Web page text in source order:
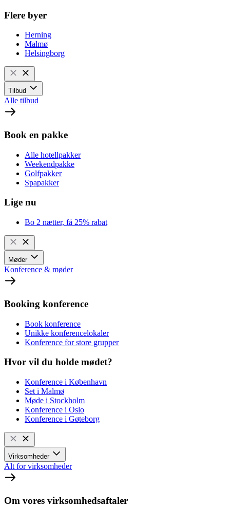
Flere byer
Herning
Malmø
Helsingborg
Tilbud
Alle tilbud
Book en pakke
Alle hotellpakker
Weekendpakke
Golfpakker
Spapakker
Lige nu
Bo 2 nætter, få 25% rabat
Møder
Konference & møder
Booking konference
Book konference
Unikke konferencelokaler
Konference for store grupper
Hvor vil du holde mødet?
Konference i København
Set i Malmø
Møde i Stockholm
Konference i Oslo
Konference i Gøteborg
Virksomheder
Alt for virksomheder
Om vores virksomhedsaftaler